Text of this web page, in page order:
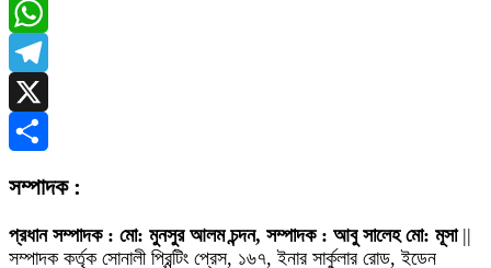
Messenger
WhatsApp
Telegram
X
সম্পাদক :
প্রধান সম্পাদক : মো: মুনসুর আলম চন্দন, সম্পাদক : আবু সালেহ মো: মূসা||
সম্পাদক কর্তৃক সোনালী প্রিন্টিং প্রেস, ১৬৭, ইনার সার্কুলার রোড, ইডেন